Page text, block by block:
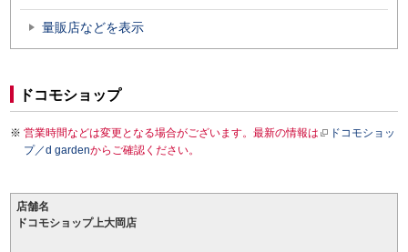
量販店などを表示
ドコモショップ
営業時間などは変更となる場合がございます。最新の情報は
ドコモショッ
プ／d gardenからご確認ください。
店舗名
ドコモショップ上大岡店